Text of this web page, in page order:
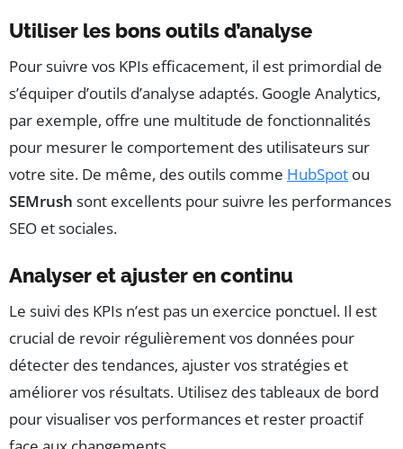
Utiliser les bons outils d’analyse
Pour suivre vos KPIs efficacement, il est primordial de
s’équiper d’outils d’analyse adaptés. Google Analytics,
par exemple, offre une multitude de fonctionnalités
pour mesurer le comportement des utilisateurs sur
votre site. De même, des outils comme HubSpot ou
SEMrush sont excellents pour suivre les performances
SEO et sociales.
Analyser et ajuster en continu
Le suivi des KPIs n’est pas un exercice ponctuel. Il est
crucial de revoir régulièrement vos données pour
détecter des tendances, ajuster vos stratégies et
améliorer vos résultats. Utilisez des tableaux de bord
pour visualiser vos performances et rester proactif